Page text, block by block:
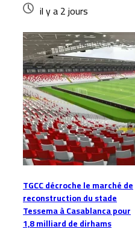
il y a 2 jours
TGCC décroche le marché de
reconstruction du stade
Tessema à Casablanca pour
1,8 milliard de dirhams